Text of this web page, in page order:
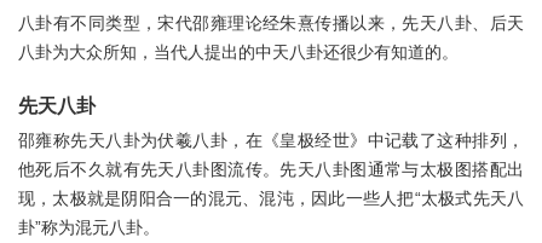
八卦有不同类型，宋代邵雍理论经朱熹传播以来，先天八卦、后天
八卦为大众所知，当代人提出的中天八卦还很少有知道的。
先天八卦
邵雍称先天八卦为伏羲八卦，在《皇极经世》中记载了这种排列，
他死后不久就有先天八卦图流传。先天八卦图通常与太极图搭配出
现，太极就是阴阳合一的混元、混沌，因此一些人把“太极式先天八
卦”称为混元八卦。